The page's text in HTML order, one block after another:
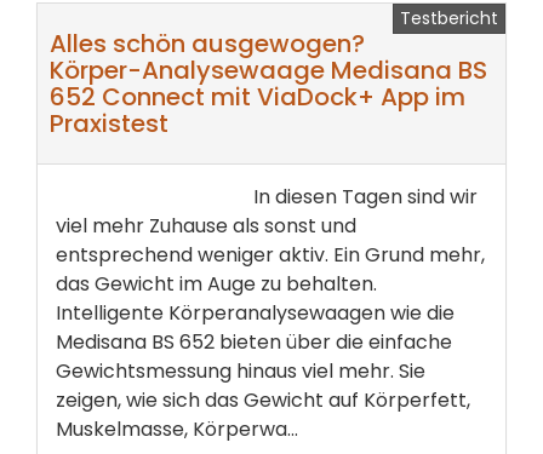
Testbericht
Alles schön ausgewogen?
Körper-Analysewaage Medisana BS
652 Connect mit ViaDock+ App im
Praxistest
In diesen Tagen sind wir
viel mehr Zuhause als sonst und
entsprechend weniger aktiv. Ein Grund mehr,
das Gewicht im Auge zu behalten.
Intelligente Körperanalysewaagen wie die
Medisana BS 652 bieten über die einfache
Gewichtsmessung hinaus viel mehr. Sie
zeigen, wie sich das Gewicht auf Körperfett,
Muskelmasse, Körperwa...